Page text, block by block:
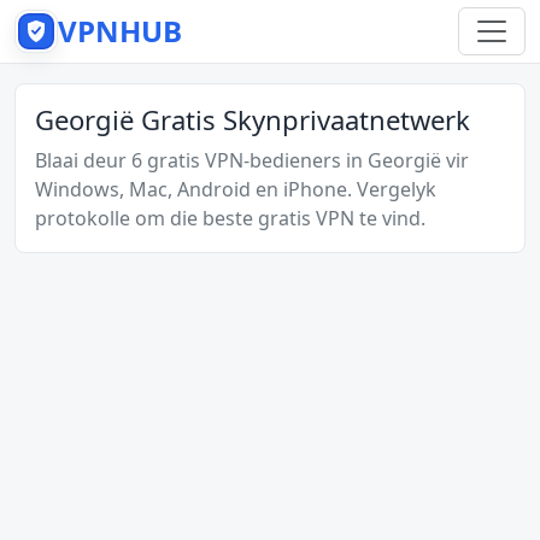
VPNHUB
Georgië Gratis Skynprivaatnetwerk
Blaai deur 6 gratis VPN-bedieners in Georgië vir
Windows, Mac, Android en iPhone. Vergelyk
protokolle om die beste gratis VPN te vind.